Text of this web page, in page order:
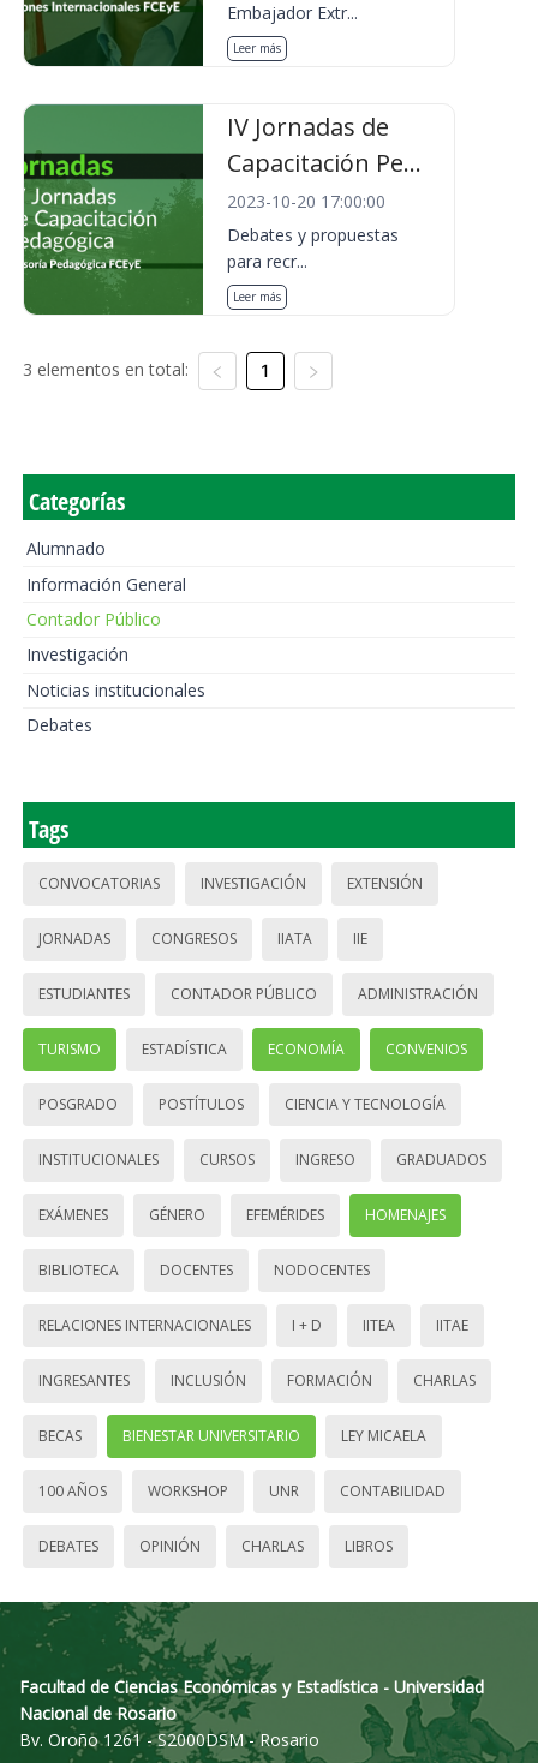
Embajador Extr...
Leer más
IV Jornadas de
Capacitación Pe...
2023-10-20 17:00:00
Debates y propuestas
para recr...
Leer más
3 elementos en total: 1
Categorías
Alumnado
Información General
Contador Público
Investigación
Noticias institucionales
Debates
Tags
CONVOCATORIAS INVESTIGACIÓN EXTENSIÓN
JORNADAS CONGRESOS IIATA IIE
ESTUDIANTES CONTADOR PÚBLICO ADMINISTRACIÓN
TURISMO ESTADÍSTICA ECONOMÍA CONVENIOS
POSGRADO POSTÍTULOS CIENCIA Y TECNOLOGÍA
INSTITUCIONALES CURSOS INGRESO GRADUADOS
EXÁMENES GÉNERO EFEMÉRIDES HOMENAJES
BIBLIOTECA DOCENTES NODOCENTES
RELACIONES INTERNACIONALES I + D IITEA IITAE
INGRESANTES INCLUSIÓN FORMACIÓN CHARLAS
BECAS BIENESTAR UNIVERSITARIO LEY MICAELA
100 AÑOS WORKSHOP UNR CONTABILIDAD
DEBATES OPINIÓN CHARLAS LIBROS
Facultad de Ciencias Económicas y Estadística - Universidad
Nacional de Rosario
Bv. Oroño 1261 - S2000DSM - Rosario